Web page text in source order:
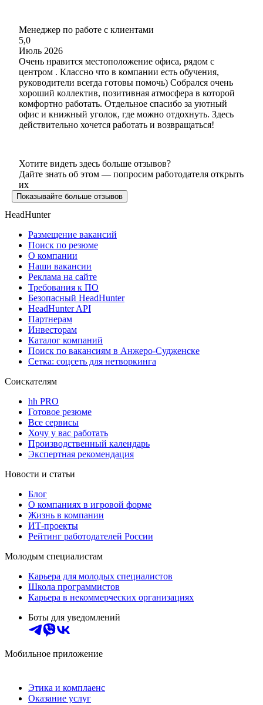
Менеджер по работе с клиентами
5,0
Июль 2026
Очень нравится местоположение офиса, рядом с
центром . Классно что в компании есть обучения,
руководители всегда готовы помочь) Собрался очень
хороший коллектив, позитивная атмосфера в которой
комфортно работать. Отдельное спасибо за уютный
офис и книжный уголок, где можно отдохнуть. Здесь
действительно хочется работать и возвращаться!
Хотите видеть здесь больше отзывов?
Дайте знать об этом — попросим работодателя открыть
их
Показывайте больше отзывов
HeadHunter
Размещение вакансий
Поиск по резюме
О компании
Наши вакансии
Реклама на сайте
Требования к ПО
Безопасный HeadHunter
HeadHunter API
Партнерам
Инвесторам
Каталог компаний
Поиск по вакансиям в Анжеро-Судженске
Сетка: соцсеть для нетворкинга
Соискателям
hh PRO
Готовое резюме
Все сервисы
Хочу у вас работать
Производственный календарь
Экспертная рекомендация
Новости и статьи
Блог
О компаниях в игровой форме
Жизнь в компании
ИТ-проекты
Рейтинг работодателей России
Молодым специалистам
Карьера для молодых специалистов
Школа программистов
Карьера в некоммерческих организациях
Боты для уведомлений
Мобильное приложение
Этика и комплаенс
Оказание услуг